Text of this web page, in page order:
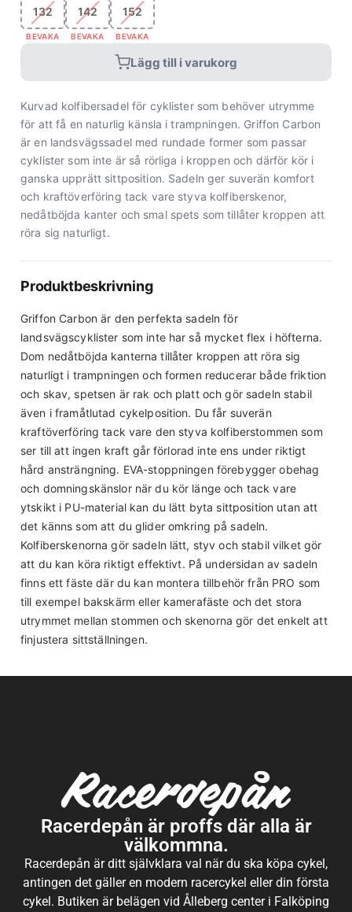
132
BEVAKA
142
BEVAKA
152
BEVAKA
Lägg till i varukorg
Kurvad kolfibersadel för cyklister som behöver utrymme
för att få en naturlig känsla i trampningen. Griffon Carbon
är en landsvägssadel med rundade former som passar
cyklister som inte är så rörliga i kroppen och därför kör i
ganska upprätt sittposition. Sadeln ger suverän komfort
och kraftöverföring tack vare styva kolfiberskenor,
nedåtböjda kanter och smal spets som tillåter kroppen att
röra sig naturligt.
Produktbeskrivning
Griffon Carbon är den perfekta sadeln för
landsvägscyklister som inte har så mycket flex i höfterna.
Dom nedåtböjda kanterna tillåter kroppen att röra sig
naturligt i trampningen och formen reducerar både friktion
och skav, spetsen är rak och platt och gör sadeln stabil
även i framåtlutad cykelposition. Du får suverän
kraftöverföring tack vare den styva kolfiberstommen som
ser till att ingen kraft går förlorad inte ens under riktigt
hård ansträngning. EVA-stoppningen förebygger obehag
och domningskänslor när du kör länge och tack vare
ytskikt i PU-material kan du lätt byta sittposition utan att
det känns som att du glider omkring på sadeln.
Kolfiberskenorna gör sadeln lätt, styv och stabil vilket gör
att du kan köra riktigt effektivt. På undersidan av sadeln
finns ett fäste där du kan montera tillbehör från PRO som
till exempel bakskärm eller kamerafäste och det stora
utrymmet mellan stommen och skenorna gör det enkelt att
finjustera sittställningen.
Racerdepån är proffs där alla är
välkommna.
Racerdepån är ditt självklara val när du ska köpa cykel,
antingen det gäller en modern racercykel eller din första
cykel. Butiken är belägen vid Ålleberg center i Falköping